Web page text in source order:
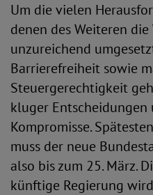
Um die vielen
denen des Weiteren
unzureichend
Barrierefreiheit sowie
Steuergerechtigkeit
kluger
Kompromisse.
muss der neue
also bis zum 25. März.
künftige Regierung